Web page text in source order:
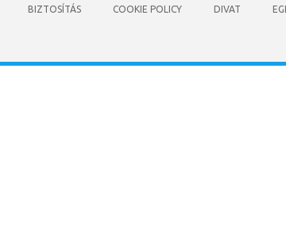
BIZTOSÍTÁS COOKIE POLICY DIVAT